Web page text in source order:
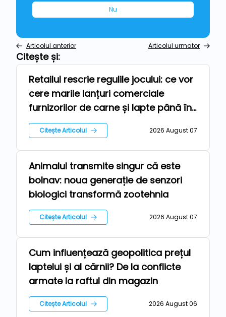
Nu
Articolul anterior Articolul urmator
Citește și:
Repere
Retailul rescrie regulile jocului: ce vor
cere marile lanțuri comerciale
furnizorilor de carne și lapte până în
2030
Citește Articolul 2026 August 07
Tehnologii
Animalul transmite singur că este
bolnav: noua generație de senzori
biologici transformă zootehnia
Citește Articolul 2026 August 07
Stiri
Cum influențează geopolitica prețul
laptelui și al cărnii? De la conflicte
armate la raftul din magazin
Citește Articolul 2026 August 06